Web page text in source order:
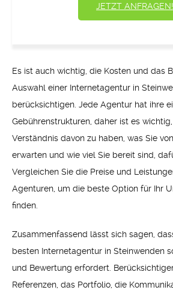
JETZT ANFRAGEN!
Es ist auch wichtig, die Kosten und das
Auswahl einer Internetagentur in
berücksichtigen. Jede Agentur hat ihre
Gebührenstrukturen, daher ist es
Verständnis davon zu haben, was Sie
erwarten und wie viel Sie bereit sind,
Vergleichen Sie die Preise und
Agenturen, um die beste Option für Ihr
finden.
Zusammenfassend lässt sich sagen,
besten Internetagentur in Steinwenden
und Bewertung erfordert.
Referenzen, das Portfolio, die